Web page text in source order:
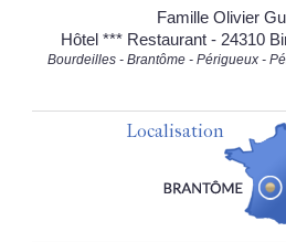
Famille Olivier
Hôtel *** Restaurant - 24310
Bourdeilles - Brantôme - Périgueux -
Localisation